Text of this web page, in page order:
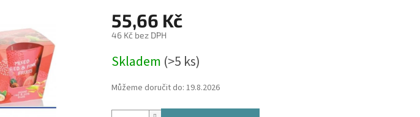
55,66 Kč
46 Kč bez DPH
cena:
Skladem (>5 ks)
Můžeme doručit do: 19.8.2026